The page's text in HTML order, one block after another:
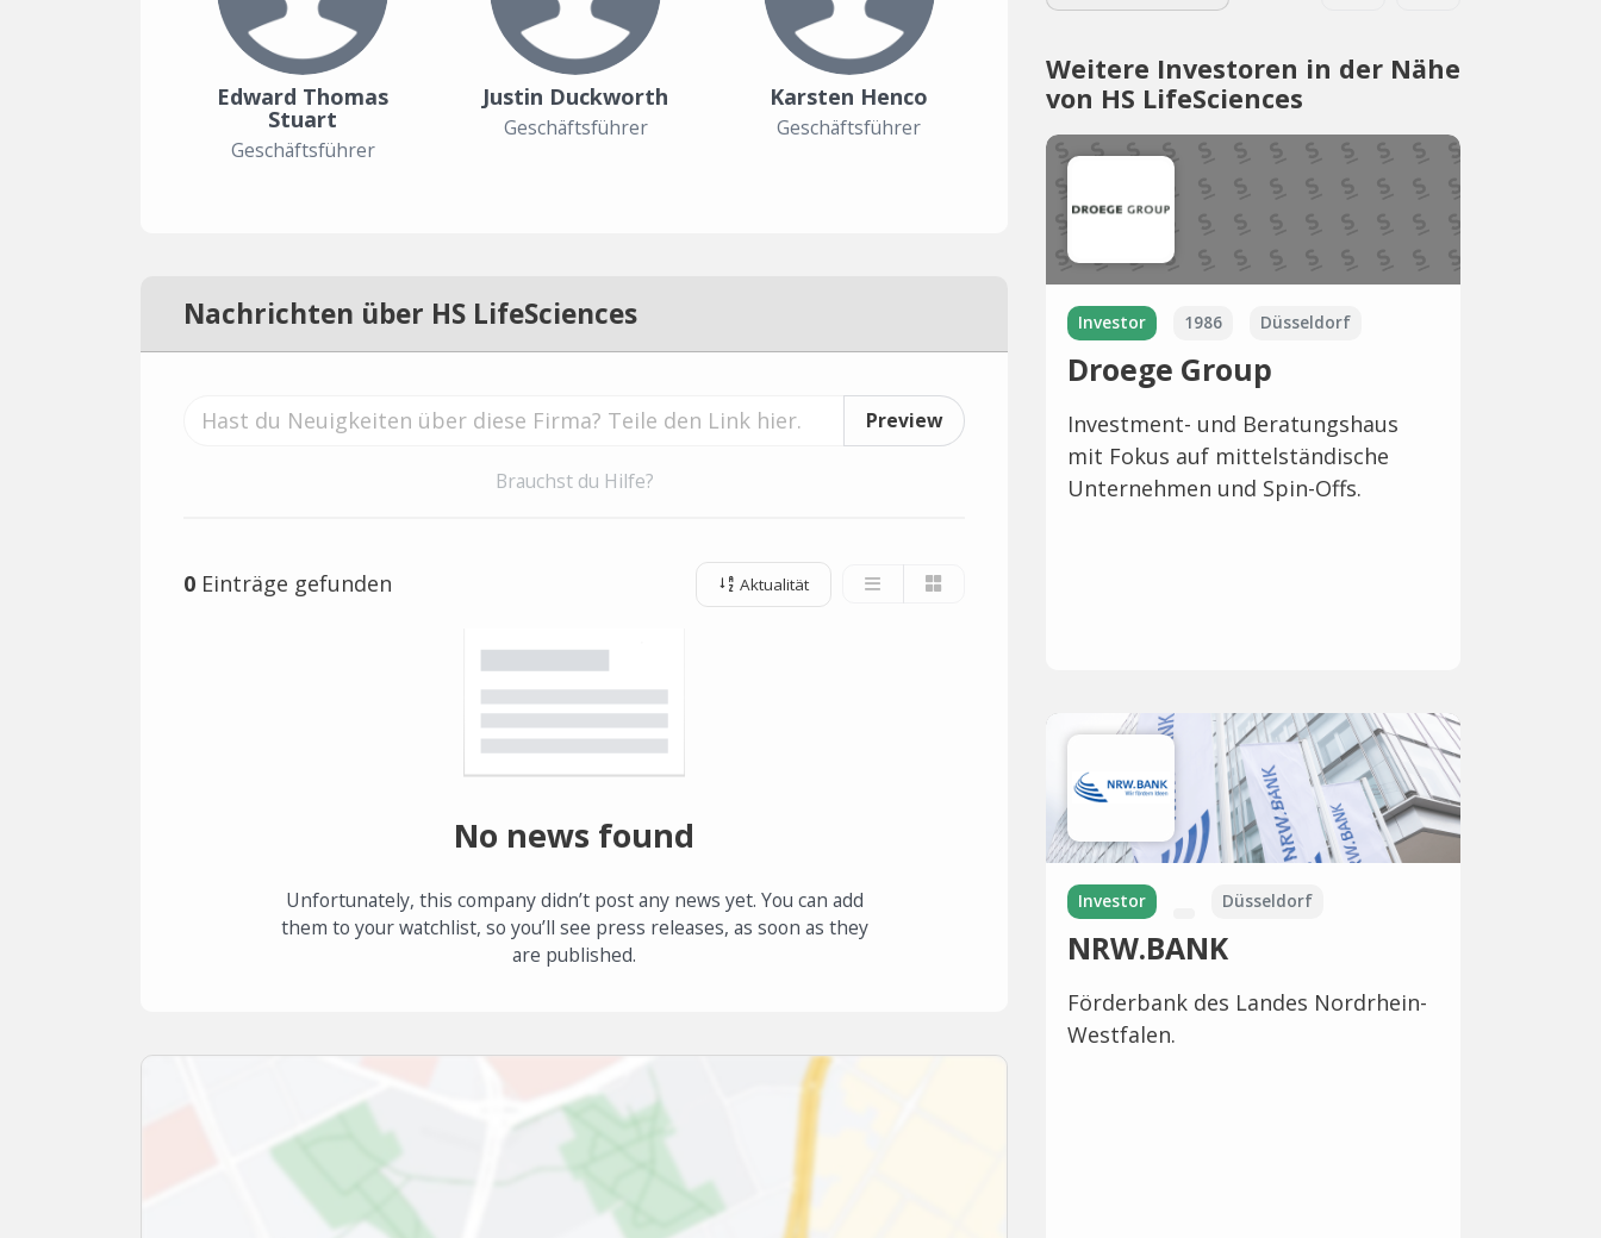
Edward Thomas
Stuart
Geschäftsführer
Justin Duckworth
Geschäftsführer
Karsten Henco
Geschäftsführer
Nachrichten über HS LifeSciences
Preview
Brauchst du Hilfe?
0 Einträge gefunden Aktualität
No news found
Unfortunately, this company didn’t post any news yet. You can add
them to your watchlist, so you’ll see press releases, as soon as they
are published.
Weitere Investoren in der Nähe
von HS LifeSciences
Investor 1986 Düsseldorf
Droege Group
Investment- und Beratungshaus
mit Fokus auf mittelständische
Unternehmen und Spin-Offs.
Investor Düsseldorf
NRW.BANK
Förderbank des Landes Nordrhein-
Westfalen.